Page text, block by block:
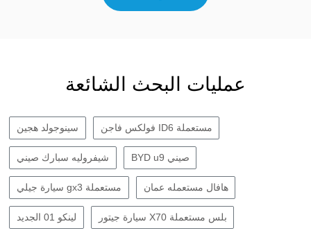
عمليات البحث الشائعة
سينوجولد هجين فولكس فاجن ID6 مستعملة
شيفروليه سبارك صيني BYD u9 صيني
سيارة جيلي gx3 مستعملة هافال مستعمله عمان
لينكو 01 الجديد سيارة جيتور X70 بلس مستعملة